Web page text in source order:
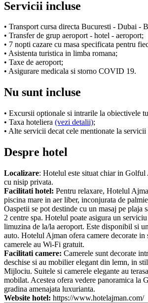
Servicii incluse
• Transport cursa directa Bucuresti - Dubai -
• Transfer de grup aeroport - hotel - aeroport;
• 7 nopti cazare cu masa specificata pentru
• Asistenta turistica in limba romana;
• Taxe de aeroport;
• Asigurare medicala si storno COVID 19.
Nu sunt incluse
• Excursii optionale si intrarile la obiectivele
• Taxa hoteliera (vezi detalii);
• Alte servicii decat cele mentionate la servicii
Despre hotel
Localizare: Hotelul este situat chiar in Golful
cu nisip privata.
Facilitati hotel: Pentru relaxare, Hotelul
piscina mare in aer liber, inconjurata de
Oaspetii se pot destinde cu un masaj pe plaja
2 centre spa. Hotelul poate asigura un
limuzina de la/la aeroport. Este disponibil si
auto. Hotelul Ajman ofera camere decorate in
camerele au Wi-Fi gratuit.
Facilitati camere: Camerele sunt decorate
deschise si au mobilier elegant din lemn, in
Mijlociu. Suitele si camerele elegante au
mobilat. Acestea ofera vedere panoramica la
gradina amenajata luxurianta.
Website hotel: https://www.hotelajman.com/